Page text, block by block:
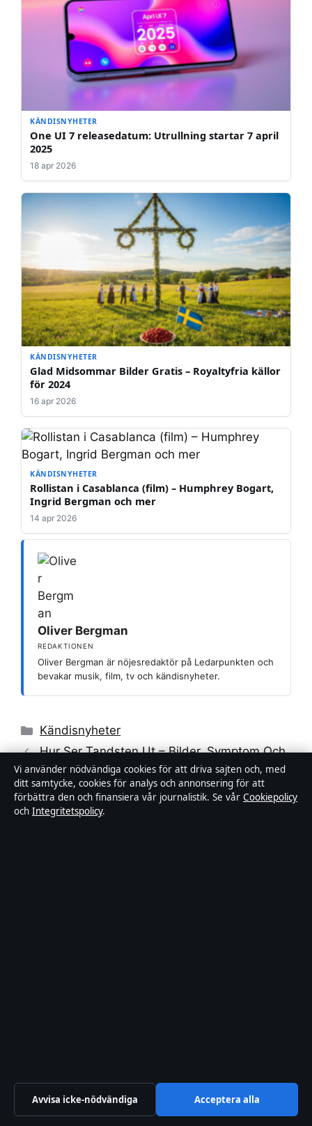
KÄNDISNYHETER
One UI 7 releasedatum: Utrullning startar 7 april
2025
18 apr 2026
KÄNDISNYHETER
Glad Midsommar Bilder Gratis – Royaltyfria källor
för 2024
16 apr 2026
KÄNDISNYHETER
Rollistan i Casablanca (film) – Humphrey Bogart,
Ingrid Bergman och mer
14 apr 2026
Oliver Bergman
REDAKTIONEN
Oliver Bergman är nöjesredaktör på Ledarpunkten och
bevakar musik, film, tv och kändisnyheter.
Kategorier
Kändisnyheter
Hur Ser Tandsten Ut – Bilder, Symptom Och
Borttagning
Rollistan i The Watcher – Naomi Watts,
Bobby Cannavale och hela casten
augusti 7, 2026
Vi använder nödvändiga cookies för att driva sajten och, med
ditt samtycke, cookies för analys och annonsering för att
förbättra den och finansiera vår journalistik. Se vår Cookiepolicy
och Integritetspolicy.
Avvisa icke-nödvändiga Acceptera alla